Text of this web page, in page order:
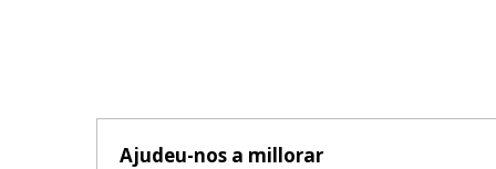
Ajudeu-nos a millorar